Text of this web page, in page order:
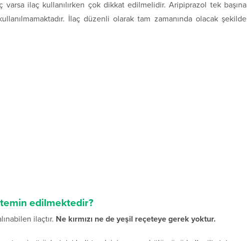
varsa ilaç kullanılırken çok dikkat edilmelidir. Aripiprazol tek başına
İlaç düzenli olarak tam zamanında olacak şekilde
edilmektedir?
ilaçtır. Ne kırmızı ne de yeşil reçeteye gerek yoktur.